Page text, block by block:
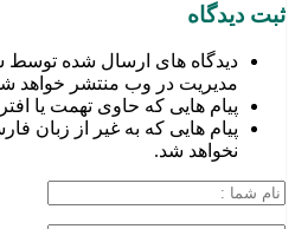
ثبت دیدگاه
دیدگاه های ارسال شده توسط
مدیریت در وب منتشر خواهد
پیام هایی که حاوی تهمت یا
پیام هایی که به غیر از زبان
نخواهد شد.